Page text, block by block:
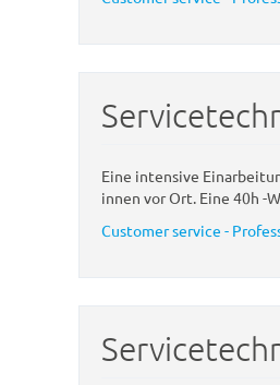
Eine intensive
innen vor Ort. Eine 40h -
Customer service -